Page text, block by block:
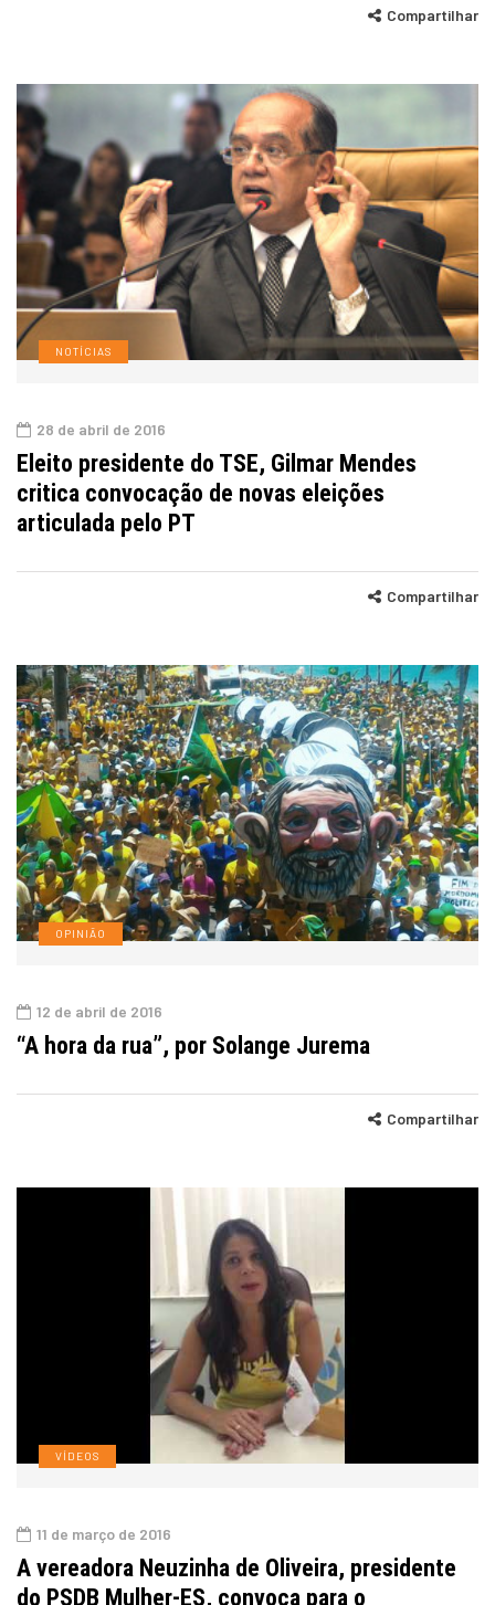
Compartilhar
NOTÍCIAS
28 de abril de 2016
Eleito presidente do TSE, Gilmar Mendes
critica convocação de novas eleições
articulada pelo PT
Compartilhar
OPINIÃO
12 de abril de 2016
“A hora da rua”, por Solange Jurema
Compartilhar
VÍDEOS
11 de março de 2016
A vereadora Neuzinha de Oliveira, presidente
do PSDB Mulher-ES, convoca para o